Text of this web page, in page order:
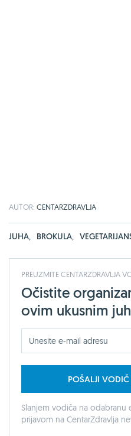
AUTOR: CENTARZDRAVLJA
JUHA, BROKULA,
PREUZMITE CENTARZDRAVLJA
Očistite
ovim ukusnim
POŠALJI
Slanjem vodiča na odabranu
prijavom na CentarZdravlja